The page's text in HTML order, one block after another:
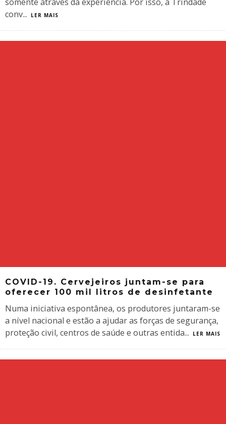
conv... LER MAIS
COVID-19. Cervejeiros juntam-se para
oferecer 100 mil litros de desinfetante
Numa iniciativa espontânea, os produtores juntaram-se
a nível nacional e estão a ajudar as forças de segurança,
proteção civil, centros de saúde e outras entida... LER MAIS